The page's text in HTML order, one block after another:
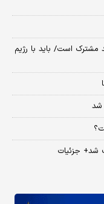
مشترک است/ باید با رژیم
شد